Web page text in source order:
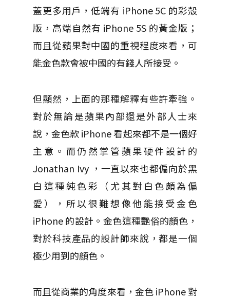
蓋更多用戶，低端有 iPhone 5C 的彩殼
版，高端自然有 iPhone 5S 的黃金版；
而且從蘋果對中國的重視程度來看，可
能金色款會被中國的有錢人所接受。
但顯然，上面的那種解釋有些許牽強。
對於無論是蘋果內部還是外部人士來
說，金色款 iPhone 看起來都不是一個好
主意。而仍然掌管蘋果硬件設計的
Jonathan Ivy ，一直以來也都偏向於黑
白這種純色彩（尤其對白色頗為偏
愛），所以很難想像他能接受金色
iPhone 的設計。金色這種艷俗的顏色，
對於科技產品的設計師來說，都是一個
極少用到的顏色。
而且從商業的角度來看，金色 iPhone 對